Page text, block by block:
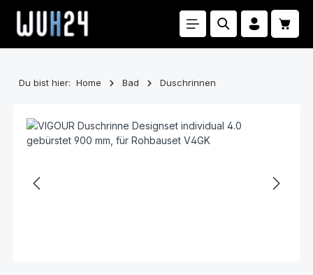
Zum Hauptinhalt springen
Du bist hier: Home Bad Duschrinnen